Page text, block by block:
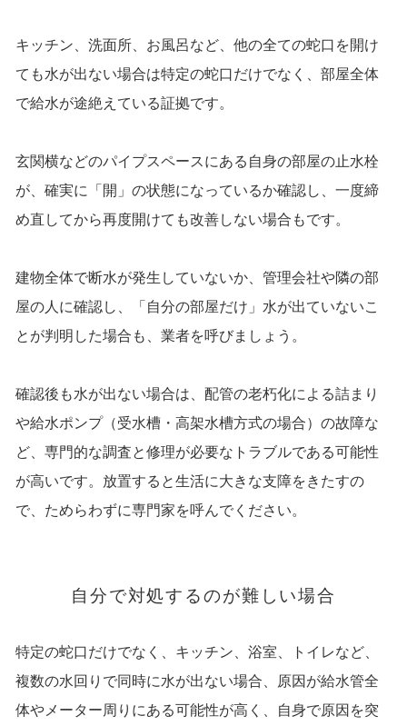
キッチン、洗面所、お風呂など、他の全ての蛇口を開け
ても水が出ない場合は特定の蛇口だけでなく、部屋全体
で給水が途絶えている証拠です。
玄関横などのパイプスペースにある自身の部屋の止水栓
が、確実に「開」の状態になっているか確認し、一度締
め直してから再度開けても改善しない場合もです。
建物全体で断水が発生していないか、管理会社や隣の部
屋の人に確認し、「自分の部屋だけ」水が出ていないこ
とが判明した場合も、業者を呼びましょう。
確認後も水が出ない場合は、配管の老朽化による詰まり
や給水ポンプ（受水槽・高架水槽方式の場合）の故障な
ど、専門的な調査と修理が必要なトラブルである可能性
が高いです。放置すると生活に大きな支障をきたすの
で、ためらわずに専門家を呼んでください。
自分で対処するのが難しい場合
特定の蛇口だけでなく、キッチン、浴室、トイレなど、
複数の水回りで同時に水が出ない場合、原因が給水管全
体やメーター周りにある可能性が高く、自身で原因を突